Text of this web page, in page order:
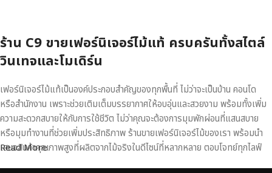
ร้าน C9 ขายเฟอร์นิเจอร์ไม้แท้ ครบครันทั้งสไตล์
วินเทจและโมเดิร์น
เฟอร์นิเจอร์ไม้แท้เป็นองค์ประกอบสำคัญของทุกพื้นที่ ไม่ว่าจะเป็นบ้าน คอนโด
หรือสำนักงาน เพราะช่วยเติมเต็มบรรยากาศให้อบอุ่นและสวยงาม พร้อมทั้งเพิ่ม
ความสะดวกสบายให้กับการใช้ชีวิต ไม่ว่าคุณจะต้องการมุมพักผ่อนที่แสนสบาย
หรือมุมทำงานที่ช่วยเพิ่มประสิทธิภาพ ร้านขายเฟอร์นิเจอร์ไม้ของเรา พร้อมนำ
เสนอสินค้าคุณภาพสูงที่ผลิตจากไม้จริงในดีไซน์ที่หลากหลาย ตอบโจทย์ทุกไลฟ์
Read More